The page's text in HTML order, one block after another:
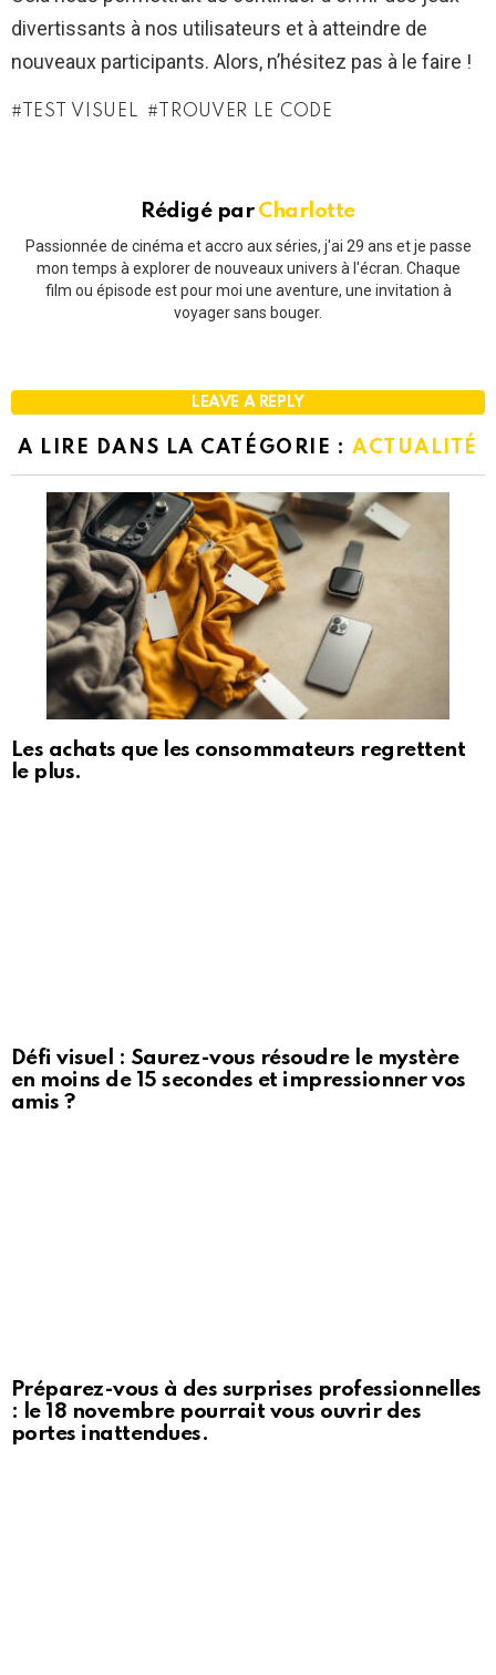
divertissants à nos utilisateurs et à atteindre de
nouveaux participants. Alors, n’hésitez pas à le faire !
TEST VISUEL TROUVER LE CODE
Rédigé par Charlotte
Passionnée de cinéma et accro aux séries, j'ai 29 ans et je passe
mon temps à explorer de nouveaux univers à l'écran. Chaque
film ou épisode est pour moi une aventure, une invitation à
voyager sans bouger.
LEAVE A REPLY
A LIRE DANS LA CATÉGORIE : ACTUALITÉ
Les achats que les consommateurs regrettent
le plus.
Défi visuel : Saurez-vous résoudre le mystère
en moins de 15 secondes et impressionner vos
amis ?
Préparez-vous à des surprises professionnelles
: le 18 novembre pourrait vous ouvrir des
portes inattendues.